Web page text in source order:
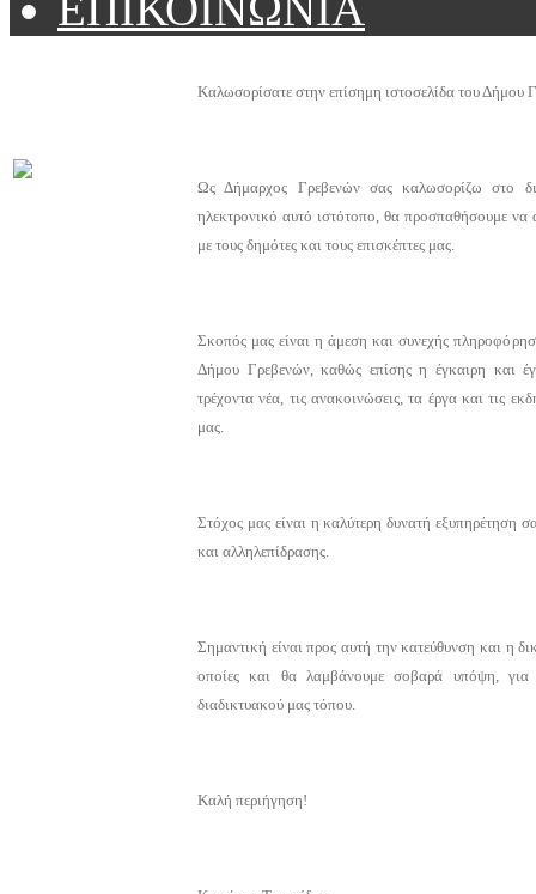
Καλωσορίσατε στην επίσημη ιστοσελίδα του Δήμου
Ως Δήμαρχος Γρεβενών σας καλωσορίζω στο
ηλεκτρονικό αυτό ιστότοπο, θα προσπαθήσουμε να
με τους δημότες και τους επισκέπτες μας.
Σκοπός μας είναι η άμεση και συνεχής
Δήμου Γρεβενών, καθώς επίσης η έγκαιρη και
τρέχοντα νέα, τις ανακοινώσεις, τα έργα και τις
μας.
Στόχος μας είναι η καλύτερη δυνατή εξυπηρέτηση
και αλληλεπίδρασης.
Σημαντική είναι προς αυτή την κατεύθυνση και η
οποίες και θα λαμβάνουμε σοβαρά υπόψη, για
διαδικτυακού μας τόπου.
Καλή περιήγηση!